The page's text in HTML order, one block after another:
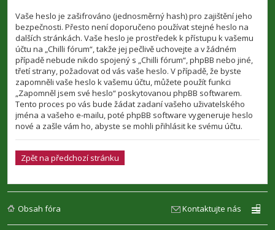
Vaše heslo je zašifrováno (jednosměrný hash) pro zajištění jeho
bezpečnosti. Přesto není doporučeno používat stejné heslo na
dalších stránkách. Vaše heslo je prostředek k přístupu k vašemu
účtu na „Chilli fórum“, takže jej pečlivě uchovejte a v žádném
případě nebude nikdo spojený s „Chilli fórum“, phpBB nebo jiné,
třetí strany, požadovat od vás vaše heslo. V případě, že byste
zapomněli vaše heslo k vašemu účtu, můžete použít funkci
„Zapomněl jsem své heslo“ poskytovanou phpBB softwarem.
Tento proces po vás bude žádat zadaní vašeho uživatelského
jména a vašeho e-mailu, poté phpBB software vygeneruje heslo
nové a zašle vám ho, abyste se mohli přihlásit ke svému účtu.
Zpět na předchozí stránku
Obsah fóra Kontaktujte nás